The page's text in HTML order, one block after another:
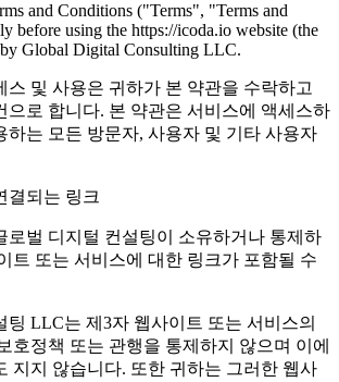
and Conditions ("Terms", "Terms and
before using the https://icoda.io website (the
Global Digital Consulting LLC.
스 및 사용은 귀하가 본 약관을 수락하고
으로 합니다. 본 약관은 서비스에 액세스하
하는 모든 방문자, 사용자 및 기타 사용자
결되는 링크
로벌 디지털 컨설팅이 소유하거나 통제하
트 또는 서비스에 대한 링크가 포함될 수
팅 LLC는 제3자 웹사이트 또는 서비스의
호정책 또는 관행을 통제하지 않으며 이에
지지 않습니다. 또한 귀하는 그러한 웹사